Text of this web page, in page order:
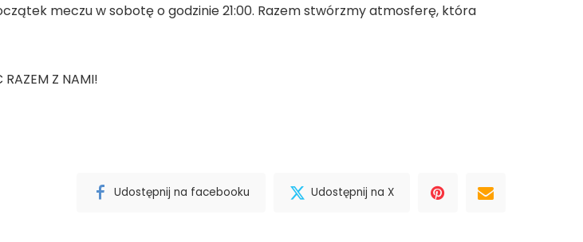
meczu w sobotę o godzinie 21:00. Razem stwórzmy atmosferę, która
RAZEM Z NAMI!
Udostępnij na facebooku Udostępnij na X